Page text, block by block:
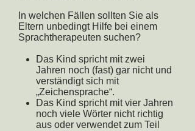
In welchen Fällen sollten Sie als
Eltern unbedingt Hilfe bei einem
Sprachtherapeuten suchen?
Das Kind spricht mit zwei
Jahren noch (fast) gar nicht und
verständigt sich mit
„Zeichensprache“.
Das Kind spricht mit vier Jahren
noch viele Wörter nicht richtig
aus oder verwendet zum Teil